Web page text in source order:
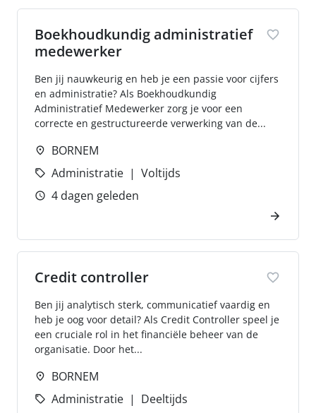
Boekhoudkundig administratief
medewerker
Ben jij nauwkeurig en heb je een passie voor cijfers
en administratie? Als Boekhoudkundig
Administratief Medewerker zorg je voor een
correcte en gestructureerde verwerking van de...
BORNEM
Administratie
Voltijds
4 dagen geleden
Credit controller
Ben jij analytisch sterk, communicatief vaardig en
heb je oog voor detail? Als Credit Controller speel je
een cruciale rol in het financiële beheer van de
organisatie. Door het...
BORNEM
Administratie
Deeltijds